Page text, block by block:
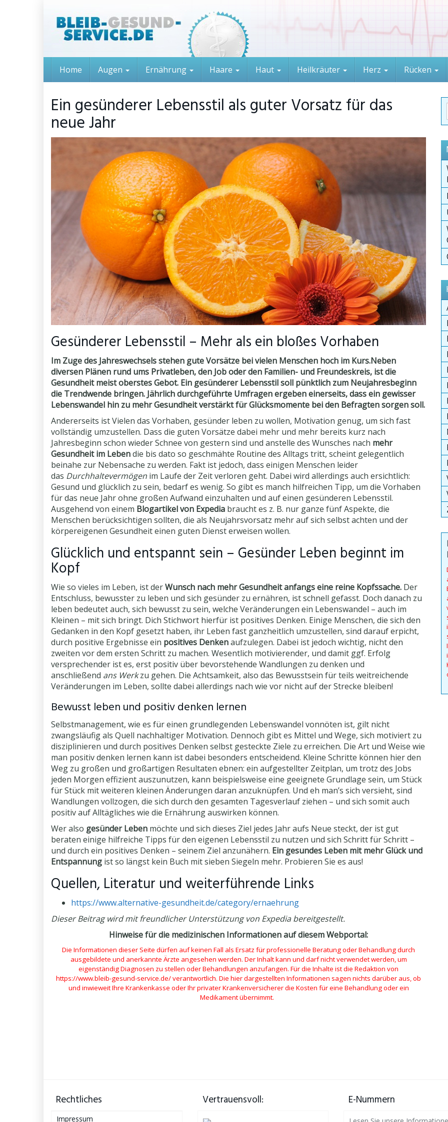
Home Augen Ernährung Haare Haut Heilkräuter Herz Rücken
Ein gesünderer Lebensstil als guter Vorsatz für das
neue Jahr
Gesünderer Lebensstil – Mehr als ein bloßes Vorhaben
Im Zuge des Jahreswechsels stehen gute Vorsätze bei vielen Menschen hoch im Kurs.Neben
diversen Plänen rund ums Privatleben, den Job oder den Familien- und Freundeskreis, ist die
Gesundheit meist oberstes Gebot. Ein gesünderer Lebensstil soll pünktlich zum Neujahresbeginn
die Trendwende bringen. Jährlich durchgeführte Umfragen ergeben einerseits, dass ein gewisser
Lebenswandel hin zu mehr Gesundheit verstärkt für Glücksmomente bei den Befragten sorgen soll.
Andererseits ist Vielen das Vorhaben, gesünder leben zu wollen, Motivation genug, um sich fast
vollständig umzustellen. Dass die guten Vorsätze dabei mehr und mehr bereits kurz nach
Jahresbeginn schon wieder Schnee von gestern sind und anstelle des Wunsches nach mehr
Gesundheit im Lebendie bis dato so geschmähte Routine des Alltags tritt, scheint gelegentlich
beinahe zur Nebensache zu werden. Fakt ist jedoch, dass einigen Menschen leider
das Durchhaltevermögen im Laufe der Zeit verloren geht. Dabei wird allerdings auch ersichtlich:
Gesund und glücklich zu sein, bedarf es wenig. So gibt es manch hilfreichen Tipp, um die Vorhaben
für das neue Jahr ohne großen Aufwand einzuhalten und auf einen gesünderen Lebensstil.
Ausgehend von einem Blogartikel von Expedia braucht es z. B. nur ganze fünf Aspekte, die
Menschen berücksichtigen sollten, die als Neujahrsvorsatz mehr auf sich selbst achten und der
körpereigenen Gesundheit einen guten Dienst erweisen wollen.
Glücklich und entspannt sein – Gesünder Leben beginnt im
Kopf
Wie so vieles im Leben, ist derWunsch nach mehr Gesundheit anfangs eine reine Kopfssache. Der
Entschluss, bewusster zu leben und sich gesünder zu ernähren, ist schnell gefasst. Doch danach zu
leben bedeutet auch, sich bewusst zu sein, welche Veränderungen ein Lebenswandel – auch im
Kleinen – mit sich bringt. Dich Stichwort hierfür ist positives Denken. Einige Menschen, die sich den
Gedanken in den Kopf gesetzt haben, ihr Leben fast ganzheitlich umzustellen, sind darauf erpicht,
durch positive Ergebnisse ein positives Denkenaufzulegen. Dabei ist jedoch wichtig, nicht den
zweiten vor dem ersten Schritt zu machen. Wesentlich motivierender, und damit ggf. Erfolg
versprechender ist es, erst positiv über bevorstehende Wandlungen zu denken und
anschließend ans Werkzu gehen. Die Achtsamkeit, also das Bewusstsein für teils weitreichende
Veränderungen im Leben, sollte dabei allerdings nach wie vor nicht auf der Strecke bleiben!
Bewusst leben und positiv denken lernen
Selbstmanagement, wie es für einen grundlegenden Lebenswandel vonnöten ist, gilt nicht
zwangsläufig als Quell nachhaltiger Motivation. Dennoch gibt es Mittel und Wege, sich motiviert zu
disziplinieren und durch positives Denken selbst gesteckte Ziele zu erreichen. Die Art und Weise wie
man positiv denken lernen kann ist dabei besonders entscheidend. Kleine Schritte können hier den
Weg zu großen und großartigen Resultaten ebnen: ein aufgestellter Zeitplan, um trotz des Jobs
jeden Morgen effizient auszunutzen, kann beispielsweise eine geeignete Grundlage sein, um Stück
für Stück mit weiteren kleinen Änderungen daran anzuknüpfen. Und eh man’s sich versieht, sind
Wandlungen vollzogen, die sich durch den gesamten Tagesverlauf ziehen – und sich somit auch
positiv auf Alltägliches wie die Ernährung auswirken können.
Wer also gesünder Leben möchte und sich dieses Ziel jedes Jahr aufs Neue steckt, der ist gut
beraten einige hilfreiche Tipps für den eigenen Lebensstil zu nutzen und sich Schritt für Schritt –
und durch ein positives Denken – seinem Ziel anzunähern. Ein gesundes Leben mit mehr Glück und
Entspannung ist so längst kein Buch mit sieben Siegeln mehr. Probieren Sie es aus!
Quellen, Literatur und weiterführende Links
https://www.alternative-gesundheit.de/category/ernaehrung
Dieser Beitrag wird mit freundlicher Unterstützung von Expedia bereitgestellt.
Hinweise für die medizinischen Informationen auf diesem Webportal:
Die Informationen dieser Seite dürfen auf keinen Fall als Ersatz für professionelle Beratung oder Behandlung durch
ausgebildete und anerkannte Ärzte angesehen werden. Der Inhalt kann und darf nicht verwendet werden, um
eigenständig Diagnosen zu stellen oder Behandlungen anzufangen. Für die Inhalte ist die Redaktion von
https://www.bleib-gesund-service.de/ verantwortlich. Die hier dargestellten Informationen sagen nichts darüber aus, ob
und inwieweit Ihre Krankenkasse oder Ihr privater Krankenversicherer die Kosten für eine Behandlung oder ein
Medikament übernimmt.
Rechtliches
Impressum
Vertrauensvoll: E-Nummern